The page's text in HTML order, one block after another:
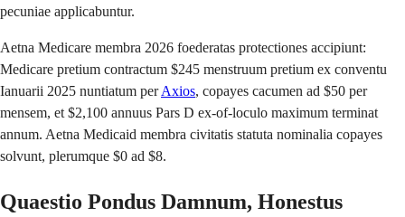
pecuniae applicabuntur.
Aetna Medicare membra 2026 foederatas protectiones accipiunt:
Medicare pretium contractum $245 menstruum pretium ex conventu
Ianuarii 2025 nuntiatum perAxios, copayes cacumen ad $50 per
mensem, et $2,100 annuus Pars D ex-of-loculo maximum terminat
annum. Aetna Medicaid membra civitatis statuta nominalia copayes
solvunt, plerumque $0 ad $8.
Quaestio Pondus Damnum, Honestus